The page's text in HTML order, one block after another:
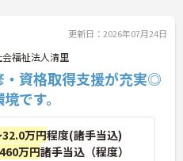
更新日：2026年07月24日
会福祉法人清里
・資格取得支援が充実◎
です。
万円程度(諸手当込)
万円諸手当込（程度）